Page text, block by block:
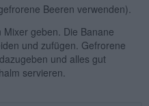
Beeren verwenden).
geben. Die Banane
und zufügen. Gefrorene
und alles gut
servieren.